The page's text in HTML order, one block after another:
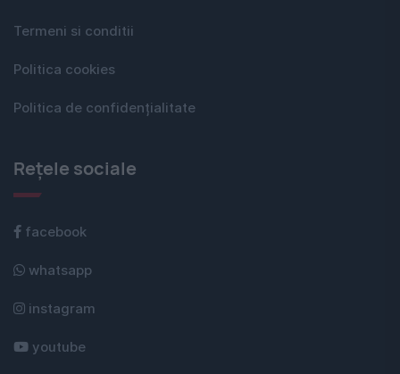
Termeni si conditii
Politica cookies
Politica de confidențialitate
Rețele sociale
facebook
whatsapp
instagram
youtube